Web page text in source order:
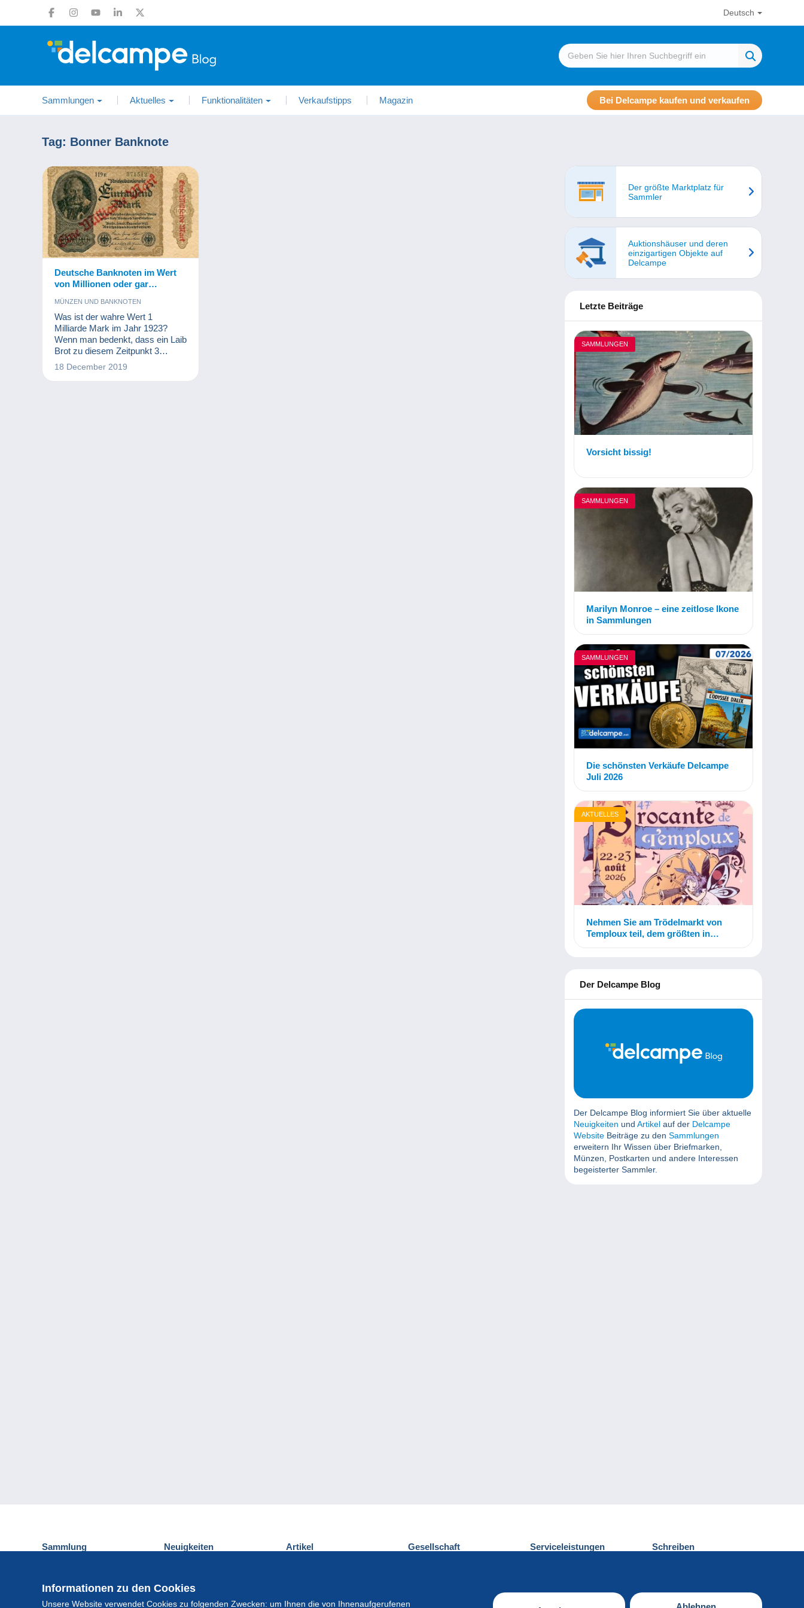
Deutsch
Sammlungen Aktuelles Funktionalitäten Verkaufstipps Magazin Bei Delcampe kaufen und verkaufen
Tag: Bonner Banknote
Deutsche Banknoten im Wert
von Millionen oder gar
Sammlung!
MÜNZEN UND BANKNOTEN
Was ist der wahre Wert 1
Milliarde Mark im Jahr 1923?
Wenn man bedenkt, dass ein Laib
Brot zu diesem Zeitpunkt 3
Milliarden kostet, kann man
18 December 2019
Der größte Marktplatz für
Sammler
Auktionshäuser und deren
einzigartigen Objekte auf
Delcampe
Letzte Beiträge
SAMMLUNGEN
Vorsicht bissig!
SAMMLUNGEN
Marilyn Monroe – eine zeitlose Ikone
in Sammlungen
SAMMLUNGEN
Die schönsten Verkäufe Delcampe
Juli 2026
AKTUELLES
Nehmen Sie am Trödelmarkt von
Temploux teil, dem größten in
Der Delcampe Blog
Der Delcampe Blog informiert Sie über aktuelle
Neuigkeiten und Artikel auf der Delcampe
Website Beiträge zu den Sammlungen
erweitern Ihr Wissen über Briefmarken,
Münzen, Postkarten und andere Interessen
begeisterter Sammler.
Informationen zu den Cookies
Unsere Website verwendet Cookies zu folgenden Zwecken: um Ihnen die von Ihnenaufgerufenen
Sammlung
Münzen und Banknoten
Neuigkeiten Artikel Gesellschaft Serviceleistungen Schreiben